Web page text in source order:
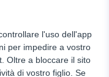
l'uso dell'app
per impedire a vostro
Oltre a bloccare il sito
di vostro figlio. Se